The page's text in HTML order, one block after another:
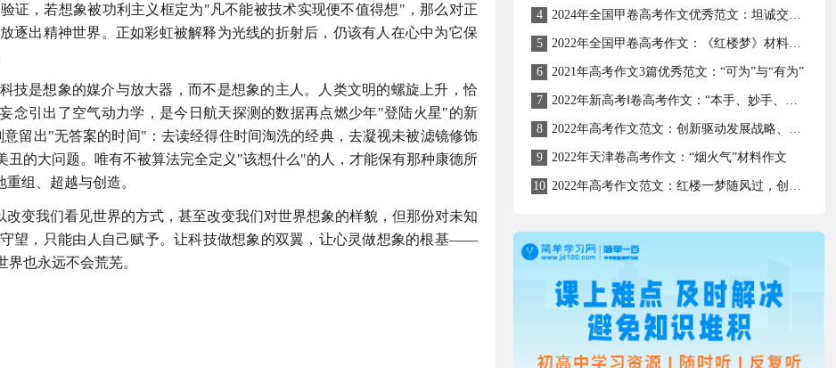
证，若想象被功利主义框定为"凡不能被技术实现便不值得想"，那么对正
逐出精神世界。正如彩虹被解释为光线的折射后，仍该有人在心中为它保
技是想象的媒介与放大器，而不是想象的主人。人类文明的螺旋上升，恰
引出了空气动力学，是今日航天探测的数据再点燃少年"登陆火星"的新
留出"无答案的时间"：去读经得住时间淘洗的经典，去凝视未被滤镜修饰
的大问题。唯有不被算法完全定义"该想什么"的人，才能保有那种康德所
组、超越与创造。
变我们看见世界的方式，甚至改变我们对世界想象的样貌，但那份对未知
望，只能由人自己赋予。让科技做想象的双翼，让心灵做想象的根基——
也永远不会荒芜。
4 2024年全国甲卷高考作文优秀范文：坦诚交流—心灵与成长的桥梁
5 2022年全国甲卷高考作文：《红楼梦》材料作文
6 2021年高考作文3篇优秀范文：“可为”与“有为”
7 2022年新高考Ⅰ卷高考作文：“本手、妙手、俗手”材料作文
8 2022年高考作文范文：创新驱动发展战略、人才强国战略
9 2022年天津卷高考作文：“烟火气”材料作文
10 2022年高考作文范文：红楼一梦随风过，创新创造壮河山